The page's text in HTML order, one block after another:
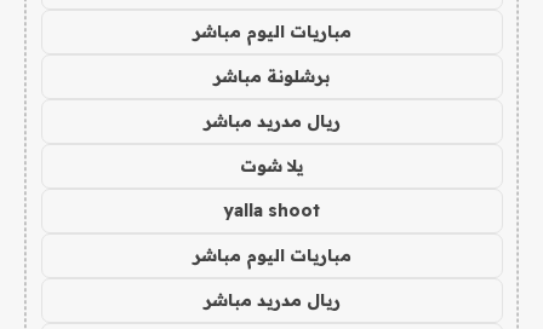
مباريات اليوم مباشر
برشلونة مباشر
ريال مدريد مباشر
يلا شوت
yalla shoot
مباريات اليوم مباشر
ريال مدريد مباشر